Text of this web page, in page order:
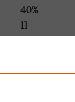
40%
1l